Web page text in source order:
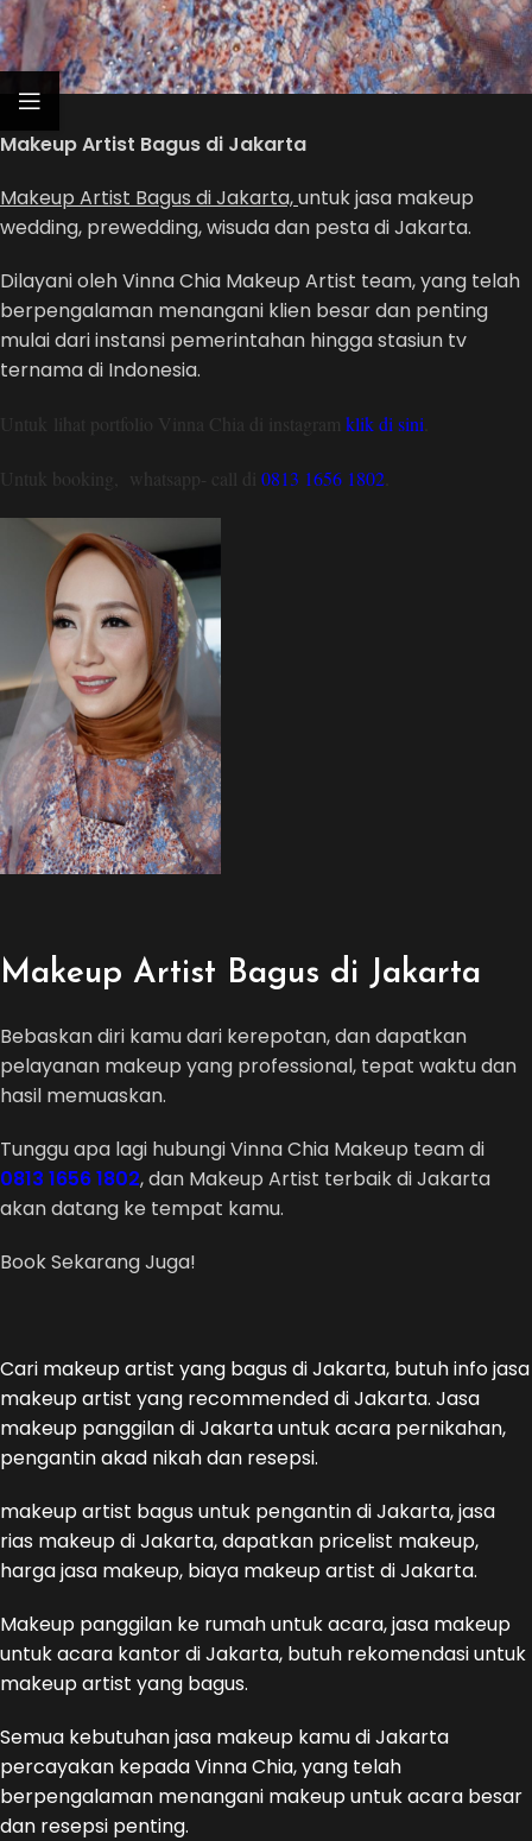
Makeup Artist Bagus di Jakarta
Makeup Artist Bagus di Jakarta,untuk jasa makeup
wedding, prewedding, wisuda dan pesta di Jakarta.
Dilayani oleh Vinna Chia Makeup Artist team, yang telah
berpengalaman menangani klien besar dan penting
mulai dari instansi pemerintahan hingga stasiun tv
ternama di Indonesia.
Untuk lihat portfolio Vinna Chia di instagram klik di sini
Untuk booking, whatsapp- call di 0813 1656 1802
Makeup Artist Bagus di Jakarta
Bebaskan diri kamu dari kerepotan, dan dapatkan
pelayanan makeup yang professional, tepat waktu dan
hasil memuaskan.
Tunggu apa lagi hubungi Vinna Chia Makeup team di
0813 1656 1802, dan Makeup Artist terbaik di Jakarta
akan datang ke tempat kamu.
Book Sekarang Juga!
Cari makeup artist yang bagus di Jakarta, butuh info jasa
makeup artist yang recommended di Jakarta. Jasa
makeup panggilan di Jakarta untuk acara pernikahan,
pengantin akad nikah dan resepsi.
makeup artist bagus untuk pengantin di Jakarta, jasa
rias makeup di Jakarta, dapatkan pricelist makeup,
harga jasa makeup, biaya makeup artist di Jakarta.
Makeup panggilan ke rumah untuk acara, jasa makeup
untuk acara kantor di Jakarta, butuh rekomendasi untuk
makeup artist yang bagus.
Semua kebutuhan jasa makeup kamu di Jakarta
percayakan kepada Vinna Chia, yang telah
berpengalaman menangani makeup untuk acara besar
dan resepsi penting.